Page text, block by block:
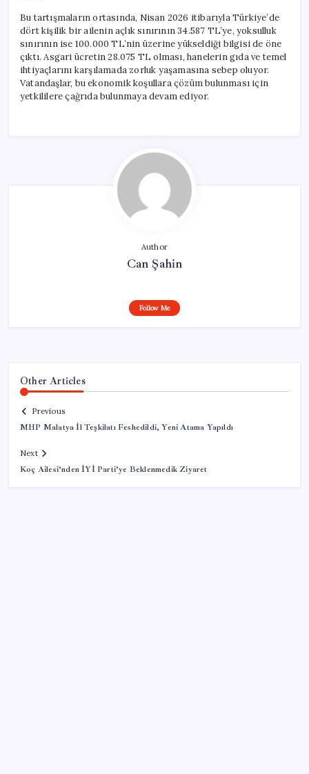
Bu tartışmaların ortasında, Nisan 2026 itibarıyla Türkiye’de
dört kişilik bir ailenin açlık sınırının 34.587 TL’ye, yoksulluk
sınırının ise 100.000 TL’nin üzerine yükseldiği bilgisi de öne
çıktı. Asgari ücretin 28.075 TL olması, hanelerin gıda ve temel
ihtiyaçlarını karşılamada zorluk yaşamasına sebep oluyor.
Vatandaşlar, bu ekonomik koşullara çözüm bulunması için
yetkililere çağrıda bulunmaya devam ediyor.
Author
Can Şahin
Follow Me
Other Articles
Previous
MHP Malatya İl Teşkilatı Feshedildi, Yeni Atama Yapıldı
Next
Koç Ailesi’nden İYİ Parti’ye Beklenmedik Ziyaret